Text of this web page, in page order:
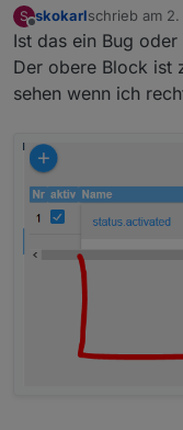
Ich
Das
eine
ist,
S
Offline
skokarlschrieb am 2.
zuletzt editiert
Ist das ein Bug
Der obere Block ist
sehen wenn ich